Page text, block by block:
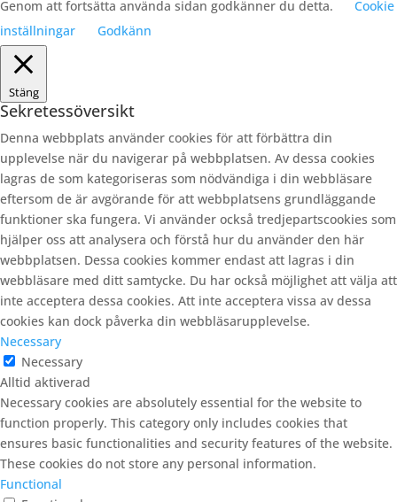
Genom att fortsätta använda sidan godkänner du detta.
Cookie
inställningar
Godkänn
Stäng
Sekretessöversikt
Denna webbplats använder cookies för att förbättra din
upplevelse när du navigerar på webbplatsen. Av dessa cookies
lagras de som kategoriseras som nödvändiga i din webbläsare
eftersom de är avgörande för att webbplatsens grundläggande
funktioner ska fungera. Vi använder också tredjepartscookies som
hjälper oss att analysera och förstå hur du använder den här
webbplatsen. Dessa cookies kommer endast att lagras i din
webbläsare med ditt samtycke. Du har också möjlighet att välja att
inte acceptera dessa cookies. Att inte acceptera vissa av dessa
cookies kan dock påverka din webbläsarupplevelse.
Necessary
Necessary
Alltid aktiverad
Necessary cookies are absolutely essential for the website to
function properly. This category only includes cookies that
ensures basic functionalities and security features of the website.
These cookies do not store any personal information.
Functional